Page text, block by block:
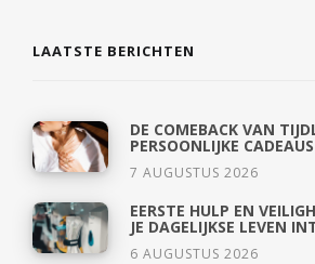
LAATSTE BERICHTEN
DE COMEBACK VAN
PERSOONLIJKE CADEAUS
7 AUGUSTUS 2026
EERSTE HULP EN
JE DAGELIJKSE LEVEN
6 AUGUSTUS 2026